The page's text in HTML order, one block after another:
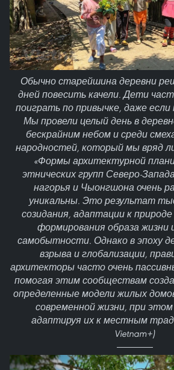
Обычно старейшина деревни
дней повесить качели. Дети
поиграть по привычке, даже
Мы провели целый день в
бескрайним небом и среди
народностей, который мы вряд
«Формы архитектурной
этнических групп Северо-
нагорья и Чыонгшона очень
уникальны. Это результат
созидания, адаптации к
формирования образа жизни
самобытности. Однако в эпоху
взрыва и глобализации,
архитекторы часто очень
помогая этим сообществам
определенные модели жилых
современной жизни, при
адаптируя их к местным
Vietnam+)